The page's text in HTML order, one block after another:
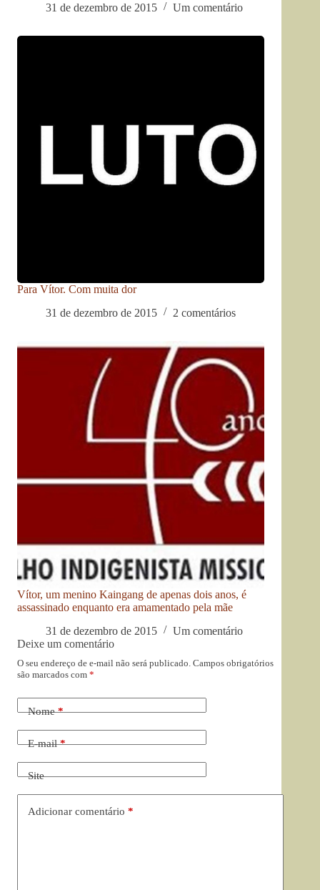
31 de dezembro de 2015
Um comentário
Para Vítor. Com muita dor
31 de dezembro de 2015
2 comentários
Vítor, um menino Kaingang de apenas dois anos, é
assassinado enquanto era amamentado pela mãe
31 de dezembro de 2015
Um comentário
Deixe um comentário
O seu endereço de e-mail não será publicado. Campos obrigatórios
são marcados com *
Nome*
E-mail*
Site
Adicionar comentário *